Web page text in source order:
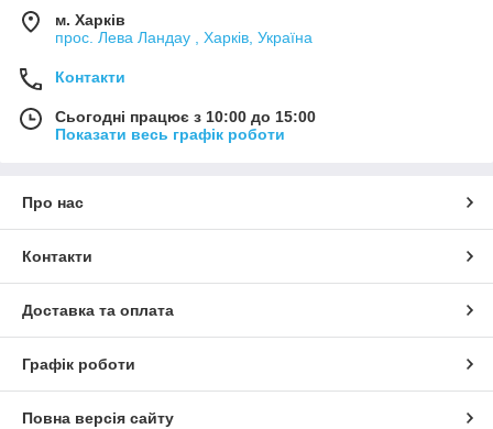
м. Харків
прос. Лева Ландау , Харків, Україна
Контакти
Сьогодні працює з 10:00 до 15:00
Показати весь графік роботи
Про нас
Контакти
Доставка та оплата
Графік роботи
Повна версія сайту